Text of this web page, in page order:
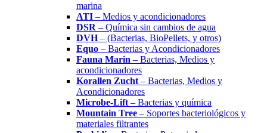
marina
ATI – Medios y acondicionadores
DSR – Química sin cambios de agua
DVH– (Bacterias, BioPellets, y otros)
Equo – Bacterias y Acondicionadores
Fauna Marin – Bacterias, Medios y
acondicionadores
Korallen Zucht – Bacterias, Medios y
Acondicionadores
Microbe-Lift – Bacterias y química
Mountain Tree – Soportes bacteriológicos y
materiales filtrantes